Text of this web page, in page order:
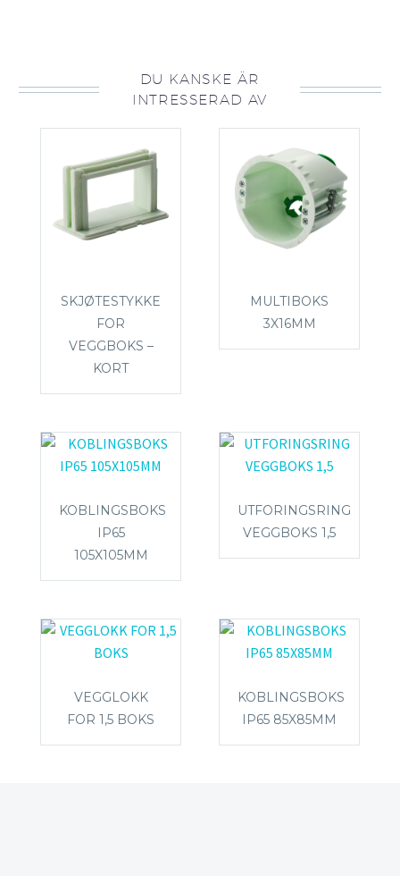
DU KANSKE ÄR
INTRESSERAD AV
SKJØTESTYKKE
FOR
VEGGBOKS –
KORT
MULTIBOKS
3X16MM
KOBLINGSBOKS
IP65
105X105MM
UTFORINGSRING
VEGGBOKS 1,5
VEGGLOKK
FOR 1,5 BOKS
KOBLINGSBOKS
IP65 85X85MM